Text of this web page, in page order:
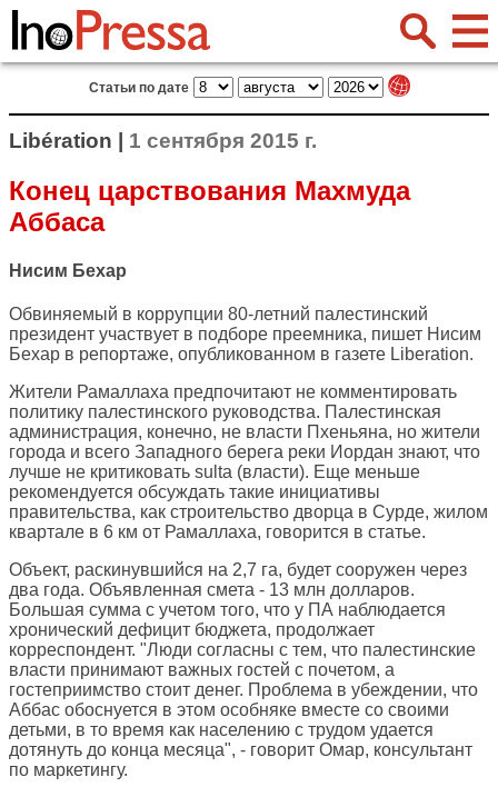
Статьи по дате
Libération | 1 сентября 2015 г.
Конец царствования Махмуда
Аббаса
Нисим Бехар
Обвиняемый в коррупции 80-летний палестинский
президент участвует в подборе преемника, пишет Нисим
Бехар в репортаже, опубликованном в газете Liberation.
Жители Рамаллаха предпочитают не комментировать
политику палестинского руководства. Палестинская
администрация, конечно, не власти Пхеньяна, но жители
города и всего Западного берега реки Иордан знают, что
лучше не критиковать sulta (власти). Еще меньше
рекомендуется обсуждать такие инициативы
правительства, как строительство дворца в Сурде, жилом
квартале в 6 км от Рамаллаха, говорится в статье.
Объект, раскинувшийся на 2,7 га, будет сооружен через
два года. Объявленная смета - 13 млн долларов.
Большая сумма с учетом того, что у ПА наблюдается
хронический дефицит бюджета, продолжает
корреспондент. "Люди согласны с тем, что палестинские
власти принимают важных гостей с почетом, а
гостеприимство стоит денег. Проблема в убеждении, что
Аббас обоснуется в этом особняке вместе со своими
детьми, в то время как населению с трудом удается
дотянуть до конца месяца", - говорит Омар, консультант
по маркетингу.